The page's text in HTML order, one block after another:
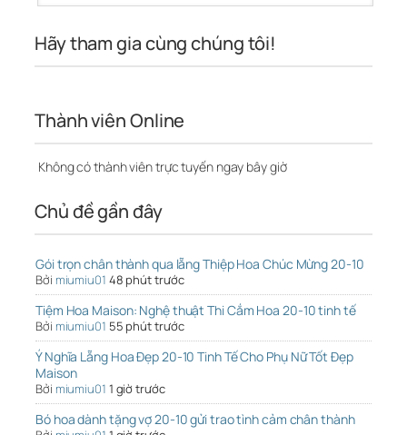
Hãy tham gia cùng chúng tôi!
Thành viên Online
Không có thành viên trực tuyến ngay bây giờ
Chủ đề gần đây
Gói trọn chân thành qua lẵng Thiệp Hoa Chúc Mừng 20-10
Bởi miumiu01 48 phút trước
Tiệm Hoa Maison: Nghệ thuật Thi Cắm Hoa 20-10 tinh tế
Bởi miumiu01 55 phút trước
Ý Nghĩa Lẵng Hoa Đẹp 20-10 Tinh Tế Cho Phụ Nữ Tốt Đẹp
Maison
Bởi miumiu01 1 giờ trước
Bó hoa dành tặng vợ 20-10 gửi trao tình cảm chân thành